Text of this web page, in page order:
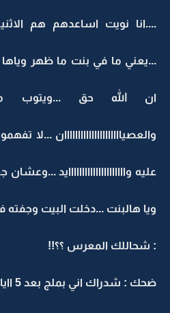
....انا نويت اساعدهم هم
...يعني ما في بنت ما ظهر وياها
ان الله حق ...ويتوب
والعصيااااااااااااااااااااان ...لا
عليه وااااااااااااااااااااايد
ويا هالبنت ...دخلت البيت وجفته
: شحاللك المعرس ؟؟!!
ضحك : شدراك اني بملج بعد 5 اايام